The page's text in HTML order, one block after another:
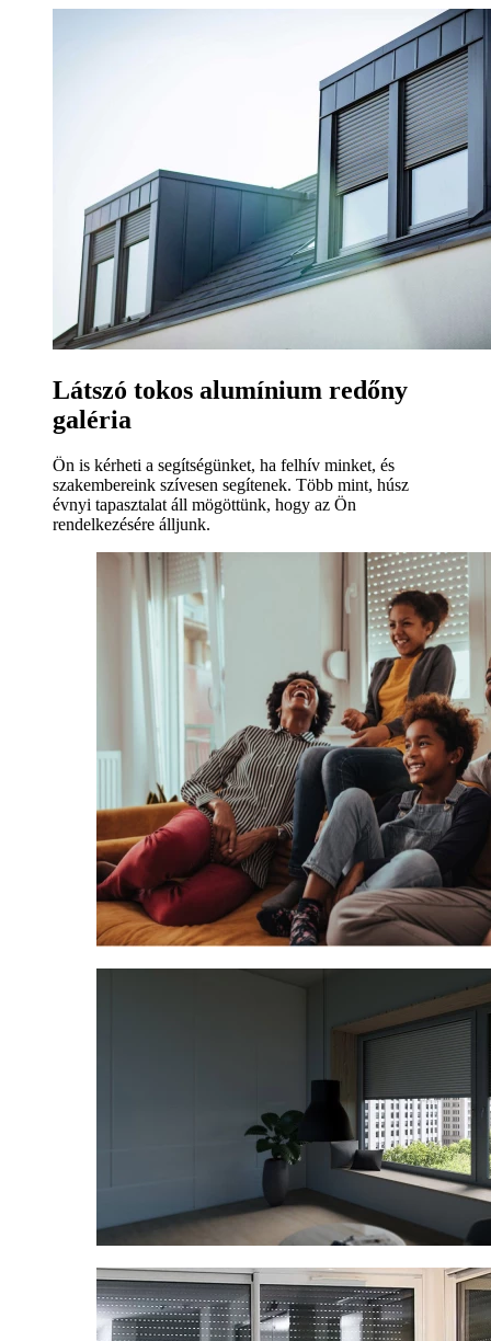
Látszó tokos alumínium redőny
galéria
Ön is kérheti a segítségünket, ha felhív minket, és
szakembereink szívesen segítenek. Több mint, húsz
évnyi tapasztalat áll mögöttünk, hogy az Ön
rendelkezésére álljunk.